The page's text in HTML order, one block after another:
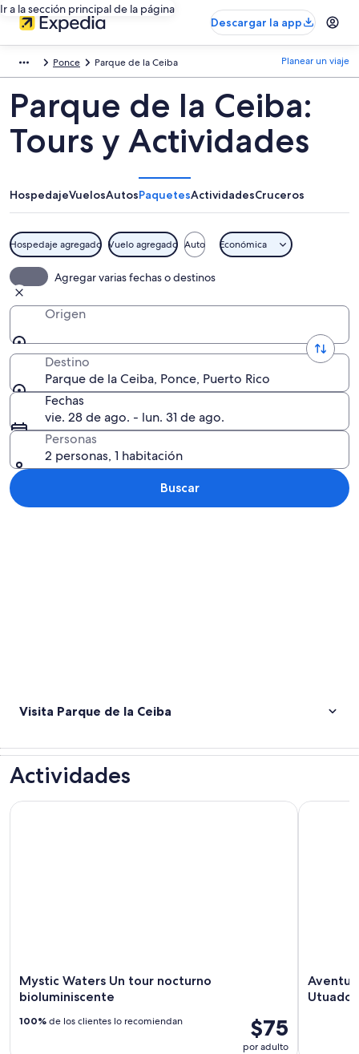
Ir a la sección principal de la página
Descargar la app
Ponce Parque de la Ceiba Planear un viaje
Parque de la Ceiba:
Tours y Actividades
HospedajeVuelosAutosPaquetesActividadesCruceros
Hospedaje agregado Vuelo agregado Auto Económica
Agregar varias fechas o destinos
Origen
Destino
Parque de la Ceiba, Ponce, Puerto Rico
Fechas
vie. 28 de ago. - lun. 31 de ago.
Personas
2 personas, 1 habitación
Buscar
Visita Parque de la Ceiba
Actividades
Mystic Waters Un tour nocturno
bioluminiscente
$75
por adulto
100% de los clientes lo recomiendan
Mystic Waters Un tour nocturno bioluminiscente
Utuado
Aventura